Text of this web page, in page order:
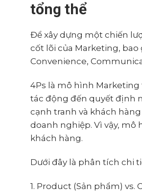
tổng thể
Để xây dựng một chiến
cốt lõi của Marketing, bao
Convenience,
4Ps là mô hình
tác động đến quyết định
cạnh tranh và khách
doanh nghiệp. Vì vậy, mô
khách hàng.
Dưới đây là phân tích chi
1. Product (Sản phẩm)